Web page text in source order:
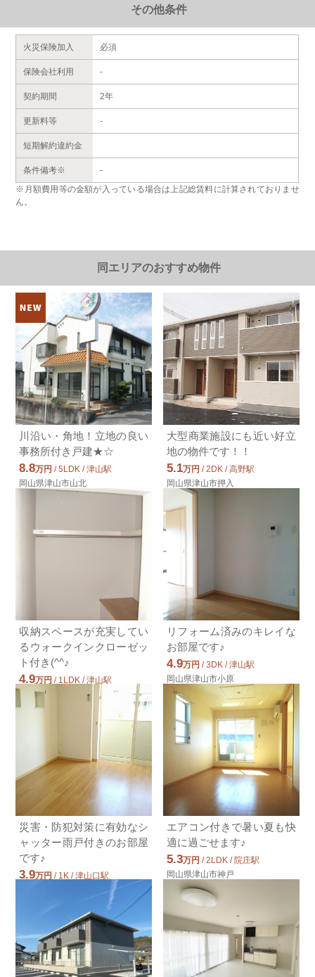
その他条件
火災保険加入 必須
保険会社利用 -
契約期間 2年
更新料等 -
短期解約違約金
条件備考※
-
※月額費用等の金額が入っている場合は上記総賃料に計算されておりませ
ん。
同エリアのおすすめ物件
川沿い・角地！立地の良い
事務所付き戸建★☆
8.8万円 / 5LDK / 津山駅
岡山県津山市山北
大型商業施設にも近い好立
地の物件です！！
5.1万円 / 2DK / 高野駅
岡山県津山市押入
収納スペースが充実してい
るウォークインクローゼッ
ト付き(^^♪
4.9万円 / 1LDK / 津山駅
岡山県津山市上河原
リフォーム済みのキレイな
お部屋です♪
4.9万円 / 3DK / 津山駅
岡山県津山市小原
災害・防犯対策に有効なシ
ャッター雨戸付きのお部屋
です♪
3.9万円 / 1K / 津山口駅
エアコン付きで暑い夏も快
適に過ごせます♪
5.3万円 / 2LDK / 院庄駅
岡山県津山市神戸